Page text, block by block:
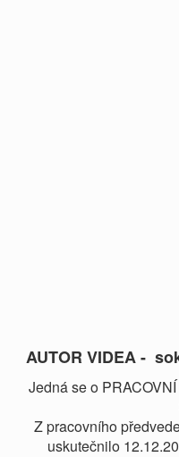
AUTOR VIDEA -
Jedná se o
Z pracovního
uskutečnilo